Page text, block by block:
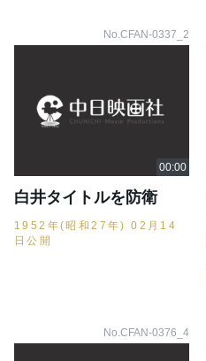
No.CFAN-0337_2
白井タイトルを防衛
1952年(昭和27年) 02月14
日公開
No.CFAN-0376_4